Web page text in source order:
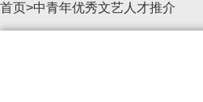
首页>中青年优秀文艺人才推介